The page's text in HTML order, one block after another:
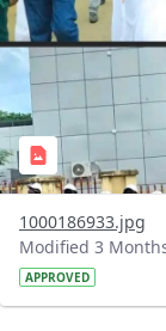
1000186933.jpg
Modified 3
APPROVED